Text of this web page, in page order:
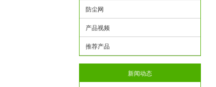
防尘网
产品视频
推荐产品
新闻动态